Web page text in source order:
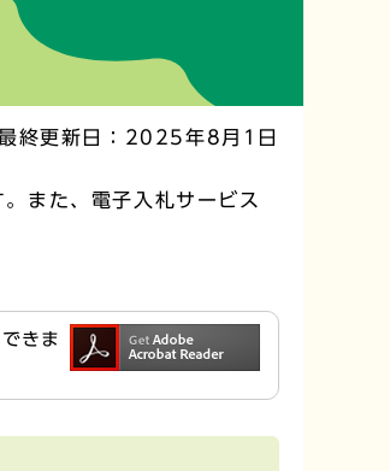
終更新日：2025年8月1日
また、電子入札サービス
きま